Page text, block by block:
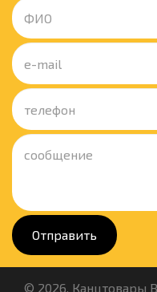
Отправить
© 2026. Канцтовары